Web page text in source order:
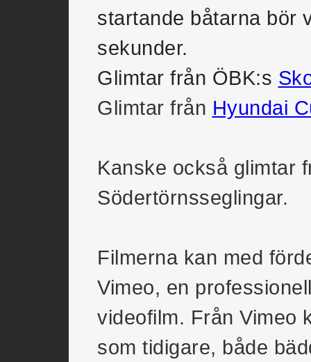
startande båtarna bör
sekunder.
Glimtar från ÖBK:s
Glimtar från Hyundai
Kanske också glimtar
Södertörnsseglingar.
Filmerna kan med
Vimeo, en
videofilm. Från Vimeo
som tidigare, både